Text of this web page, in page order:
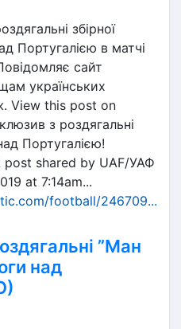
збірної
Португалією в матчі
сайт
українських
View this post on
з роздягальні
Португалією!
shared by UAF/УАФ
at 7:14am...
football/246709...
”Ман
над